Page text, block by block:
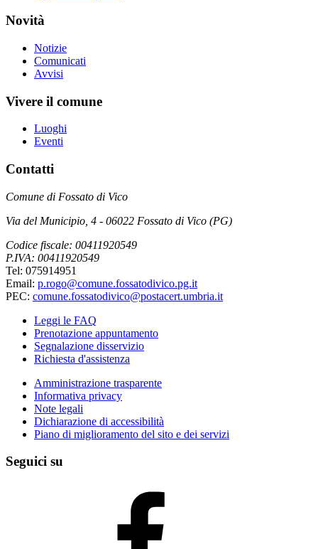
Novità
Notizie
Comunicati
Avvisi
Vivere il comune
Luoghi
Eventi
Contatti
Comune di Fossato di Vico
Via del Municipio, 4 - 06022 Fossato di Vico (PG)
Codice fiscale: 00411920549
P.IVA: 00411920549
Tel: 075914951
Email: p.rogo@comune.fossatodivico.pg.it
PEC: comune.fossatodivico@postacert.umbria.it
Leggi le FAQ
Prenotazione appuntamento
Segnalazione disservizio
Richiesta d'assistenza
Amministrazione trasparente
Informativa privacy
Note legali
Dichiarazione di accessibilità
Piano di miglioramento del sito e dei servizi
Seguici su